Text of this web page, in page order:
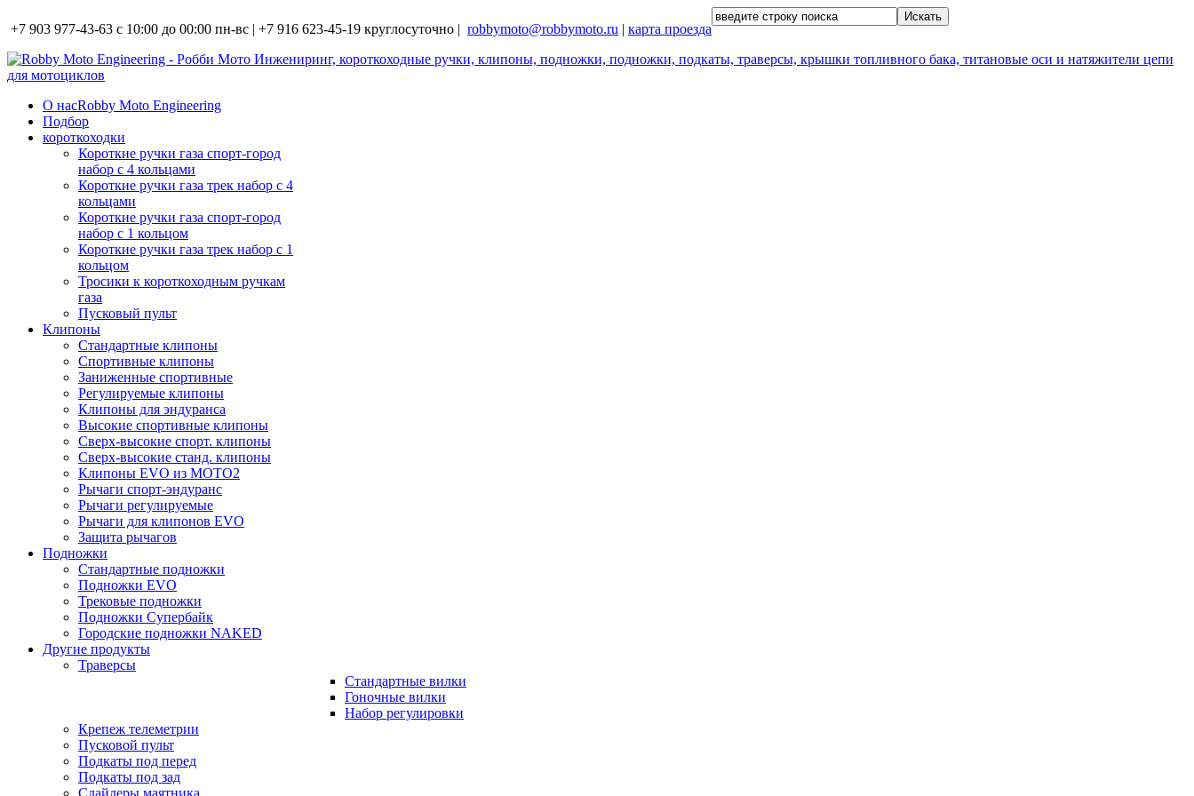
+7 903 977-43-63 с 10:00 до 00:00 пн-вс | +7 916 623-45-19 круглосуточно | robbymoto@robbymoto.ru | карта проезда
О насRobby Moto Engineering
Подбор
короткоходки
Короткие ручки газа спорт-город
набор с 4 кольцами
Короткие ручки газа трек набор с 4
кольцами
Короткие ручки газа спорт-город
набор с 1 кольцом
Короткие ручки газа трек набор с 1
кольцом
Тросики к короткоходным ручкам
газа
Пусковый пульт
Клипоны
Стандартные клипоны
Спортивные клипоны
Заниженные спортивные
Регулируемые клипоны
Клипоны для эндуранса
Высокие спортивные клипоны
Сверх-высокие спорт. клипоны
Сверх-высокие станд. клипоны
Клипоны EVO из MOTO2
Рычаги спорт-эндуранс
Рычаги регулируемые
Рычаги для клипонов EVO
Защита рычагов
Подножки
Стандартные подножки
Подножки EVO
Трековые подножки
Подножки Супербайк
Городские подножки NAKED
Другие продукты
Траверсы
Стандартные вилки
Гоночные вилки
Набор регулировки
Крепеж телеметрии
Пусковой пульт
Подкаты под перед
Подкаты под зад
Слайдеры маятника